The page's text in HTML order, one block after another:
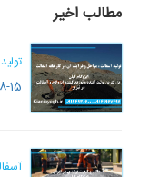
مطالب اخیر
15